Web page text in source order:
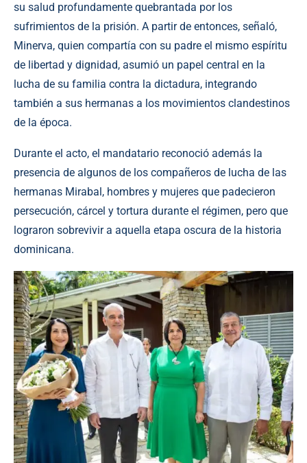
su salud profundamente quebrantada por los
sufrimientos de la prisión. A partir de entonces, señaló,
Minerva, quien compartía con su padre el mismo espíritu
de libertad y dignidad, asumió un papel central en la
lucha de su familia contra la dictadura, integrando
también a sus hermanas a los movimientos clandestinos
de la época.
Durante el acto, el mandatario reconoció además la
presencia de algunos de los compañeros de lucha de las
hermanas Mirabal, hombres y mujeres que padecieron
persecución, cárcel y tortura durante el régimen, pero que
lograron sobrevivir a aquella etapa oscura de la historia
dominicana.